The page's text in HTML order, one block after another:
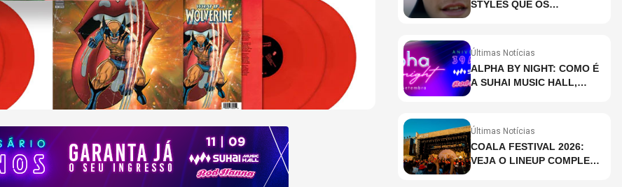
STYLES QUE OS
Últimas Notícias
ALPHA BY NIGHT: COMO É
A SUHAI MUSIC HALL,
PAULO?
Últimas Notícias
COALA FESTIVAL 2026:
VEJA O LINEUP COMPLETO